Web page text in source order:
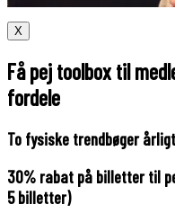
X
Få pej toolbox til
fordele
To fysiske trendbøger
30% rabat på billetter til
5 billetter)